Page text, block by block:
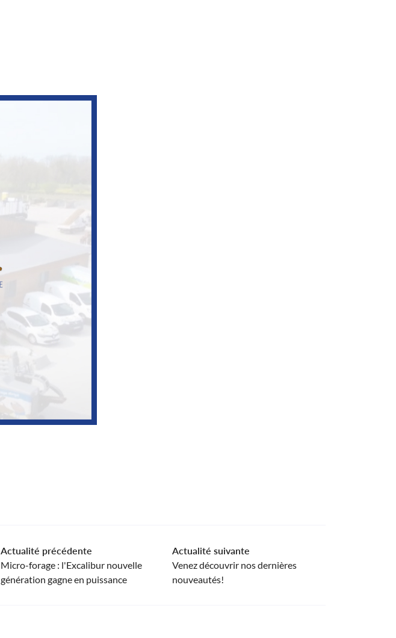
Actualité précédente
Micro-forage : l'Excalibur nouvelle
génération gagne en puissance
Actualité suivante
Venez découvrir nos dernières
nouveautés!